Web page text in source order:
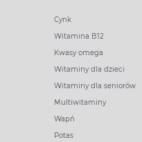
Cynk
Witamina B12
Kwasy omega
Witaminy dla dzieci
Witaminy dla seniorów
Multiwitaminy
Wapń
Potas